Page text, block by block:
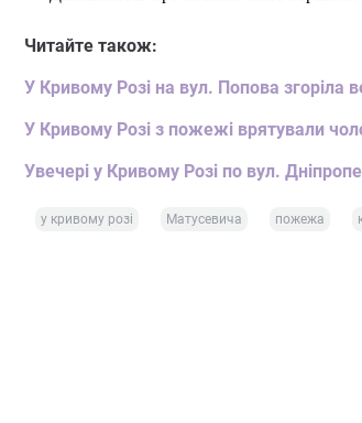
Читайте також:
У Кривому Розі на вул. Попова згоріла
У Кривому Розі з пожежі врятували
Увечері у Кривому Розі по вул.
у кривому розі Матусевича пожежа